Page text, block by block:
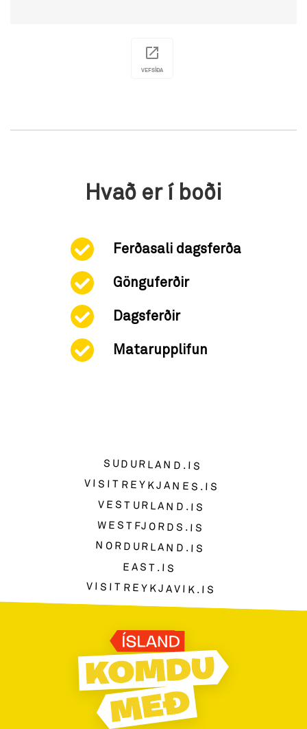
VEFSÍÐA
Hvað er í boði
Ferðasali dagsferða
Gönguferðir
Dagsferðir
Matarupplifun
SUDURLAND.IS
VISITREYKJANES.IS
VESTURLAND.IS
WESTFJORDS.IS
NORDURLAND.IS
EAST.IS
VISITREYKJAVIK.IS